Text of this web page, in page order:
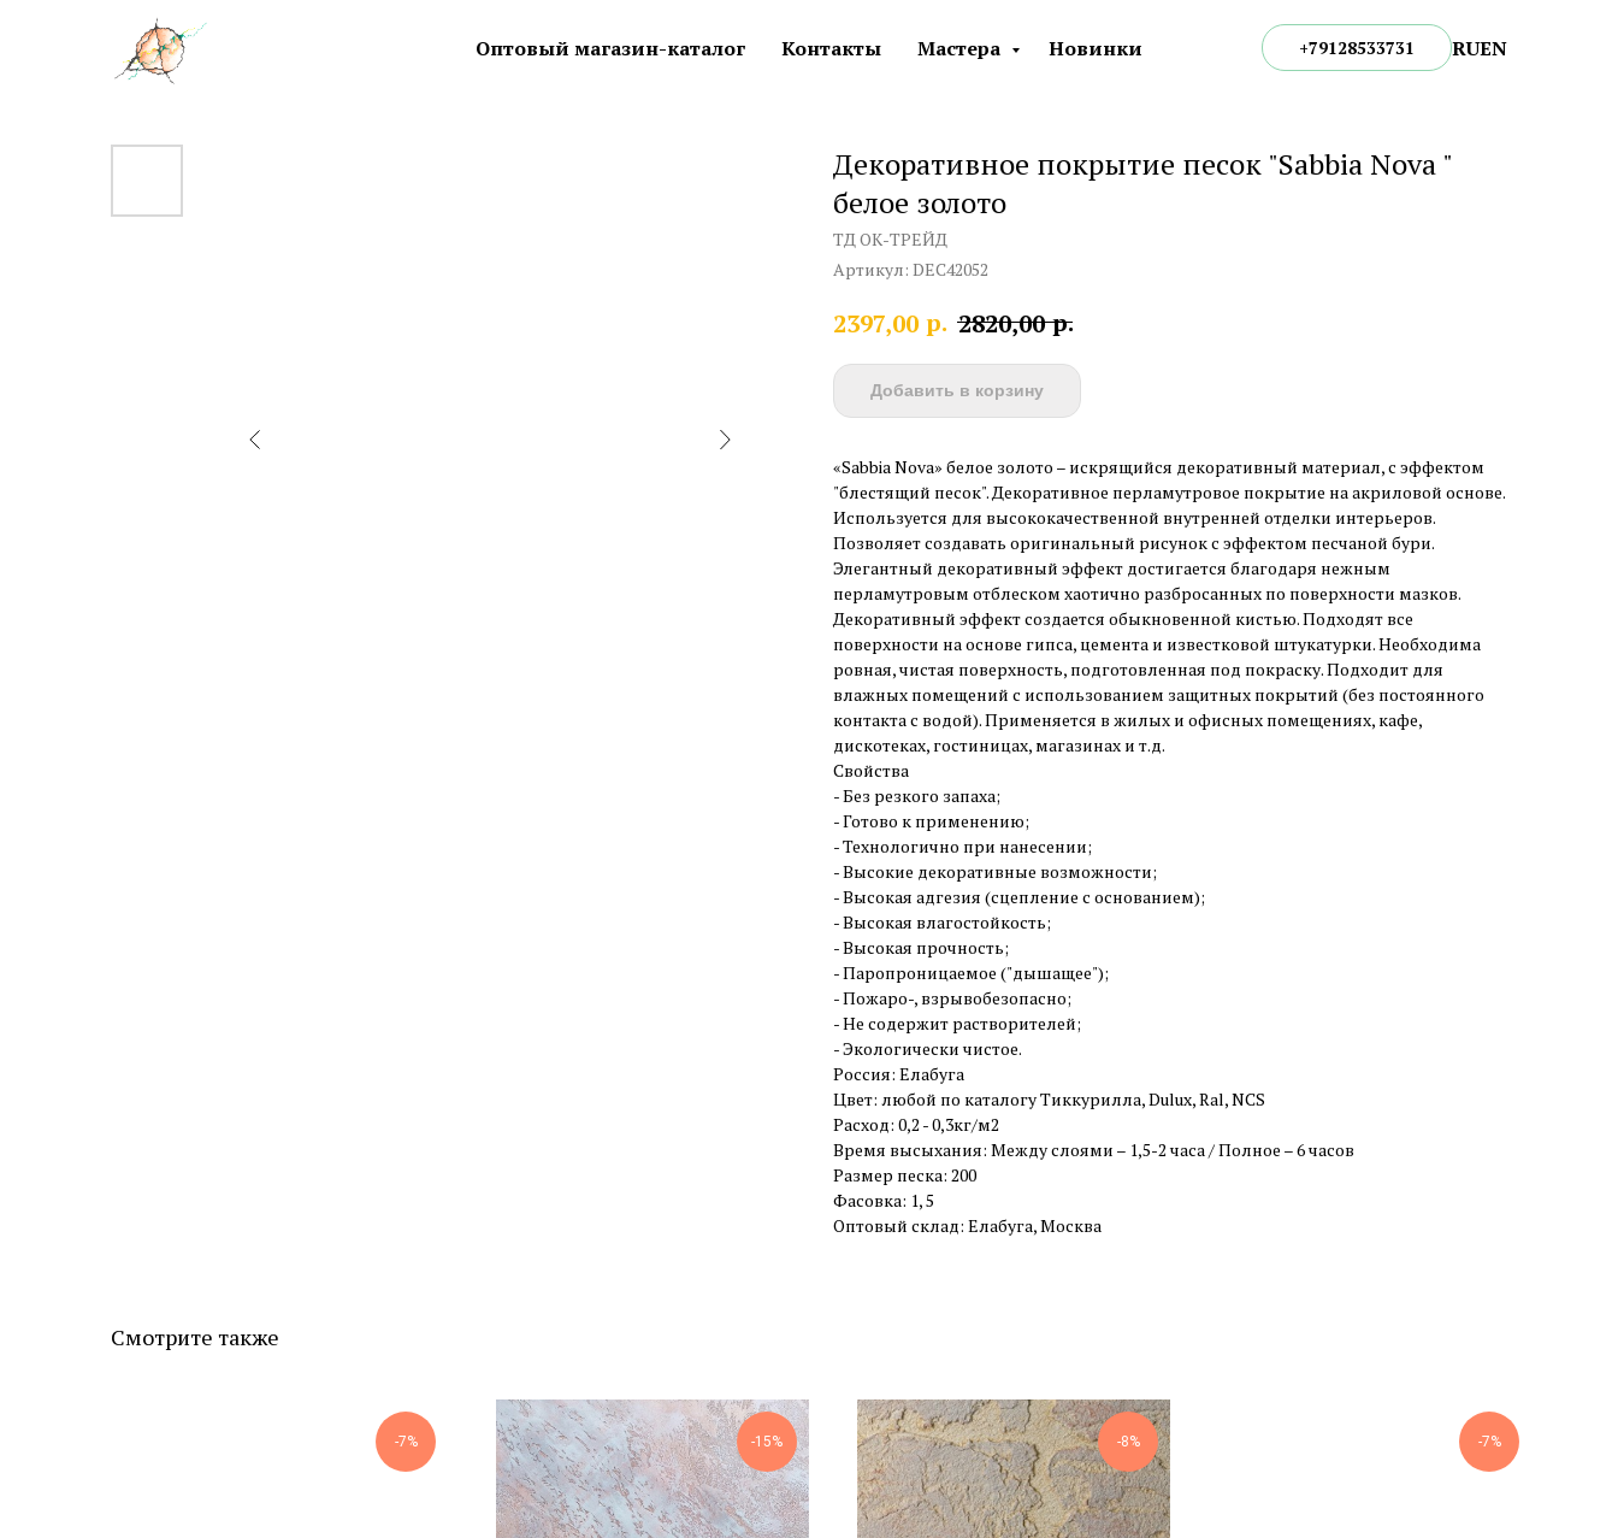
Оптовый магазин-каталог Контакты Мастера Новинки +79128533731 RUEN
Декоративное покрытие песок "Sabbia Nova "
белое золото
ТД ОК-ТРЕЙД
Артикул: DEC42052
2397,00 р. 2820,00 р.
Добавить в корзину
«Sabbia Nova» белое золото – искрящийся декоративный материал, с эффектом
"блестящий песок". Декоративное перламутровое покрытие на акриловой основе.
Используется для высококачественной внутренней отделки интерьеров.
Позволяет создавать оригинальный рисунок с эффектом песчаной бури.
Элегантный декоративный эффект достигается благодаря нежным
перламутровым отблеском хаотично разбросанных по поверхности мазков.
Декоративный эффект создается обыкновенной кистью. Подходят все
поверхности на основе гипса, цемента и известковой штукатурки. Необходима
ровная, чистая поверхность, подготовленная под покраску. Подходит для
влажных помещений с использованием защитных покрытий (без постоянного
контакта с водой). Применяется в жилых и офисных помещениях, кафе,
дискотеках, гостиницах, магазинах и т.д.
Свойства
- Без резкого запаха;
- Готово к применению;
- Технологично при нанесении;
- Высокие декоративные возможности;
- Высокая адгезия (сцепление с основанием);
- Высокая влагостойкость;
- Высокая прочность;
- Паропроницаемое ("дышащее");
- Пожаро-, взрывобезопасно;
- Не содержит растворителей;
- Экологически чистое.
Россия: Елабуга
Цвет: любой по каталогу Тиккурилла, Dulux, Ral, NCS
Расход: 0,2 - 0,3кг/м2
Время высыхания: Между слоями – 1,5-2 часа / Полное – 6 часов
Размер песка: 200
Фасовка: 1, 5
Оптовый склад: Елабуга, Москва
Смотрите также
-7% -15% -8% -7%